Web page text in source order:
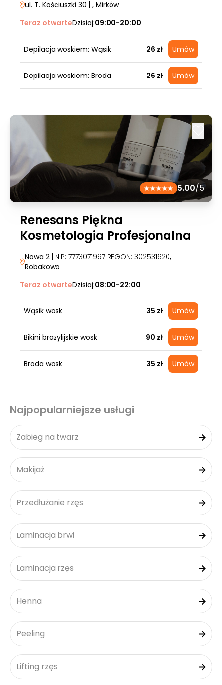
ul. T. Kościuszki 30 , Mirków
Teraz otwarteDzisiaj:09:00-20:00
Depilacja woskiem: Wąsik 26 zł Umów
Depilacja woskiem: Broda 26 zł Umów
5.00/5
Renesans Piękna
Kosmetologia Profesjonalna
Nowa 2| NIP: 7773071997 REGON: 302531620,
Robakowo
Teraz otwarteDzisiaj:08:00-22:00
Wąsik wosk 35 zł Umów
Bikini brazylijskie wosk 90 zł Umów
Broda wosk 35 zł Umów
Najpopularniejsze usługi
Zabieg na twarz
Makijaż
Przedłużanie rzęs
Laminacja brwi
Laminacja rzęs
Henna
Peeling
Lifting rzęs